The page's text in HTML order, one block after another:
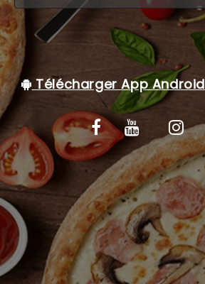
Télécharger App Android